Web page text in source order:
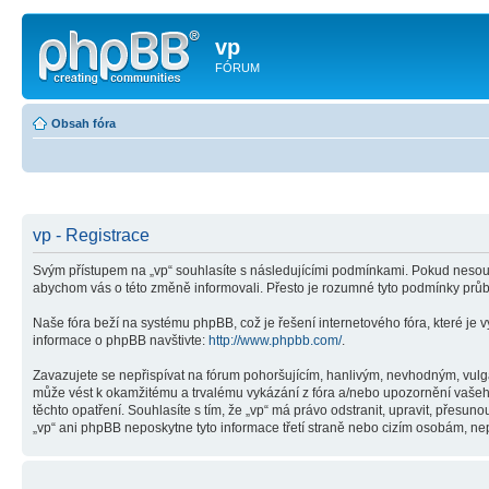
vp
FÓRUM
Obsah fóra
vp - Registrace
Svým přístupem na „vp“ souhlasíte s následujícími podmínkami. Pokud
abychom vás o této změně informovali. Přesto je rozumné tyto podmínky
Naše fóra beží na systému phpBB, což je řešení internetového fóra, které je
informace o phpBB navštivte: http://www.phpbb.com/.
Zavazujete se nepřispívat na fórum pohoršujícím, hanlivým, nevhodným,
může vést k okamžitému a trvalému vykázání z fóra a/nebo upozornění
těchto opatření. Souhlasíte s tím, že „vp“ má právo odstranit, upravit,
„vp“ ani phpBB neposkytne tyto informace třetí straně nebo cizím osobám,